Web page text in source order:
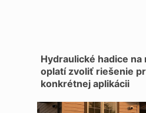
Hydraulické hadice
oplatí zvoliť riešenie
konkrétnej aplikácii